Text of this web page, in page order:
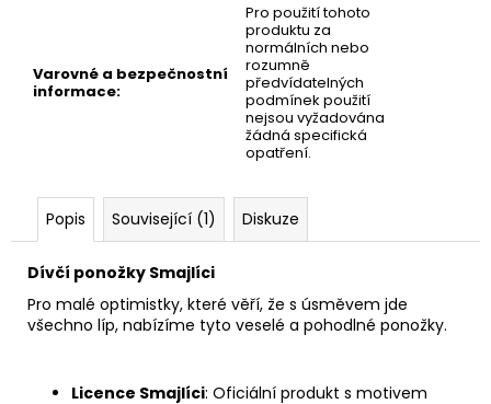
Varovné a bezpečnostní
informace:
Pro použití tohoto
produktu za
normálních nebo
rozumně
předvídatelných
podmínek použití
nejsou vyžadována
žádná specifická
opatření.
Popis Související (1) Diskuze
Dívčí ponožky Smajlíci
Pro malé optimistky, které věří, že s úsměvem jde
všechno líp, nabízíme tyto veselé a pohodlné ponožky.
Licence Smajlíci: Oficiální produkt s motivem
NÁTĚLNÍK
BÍLÁ